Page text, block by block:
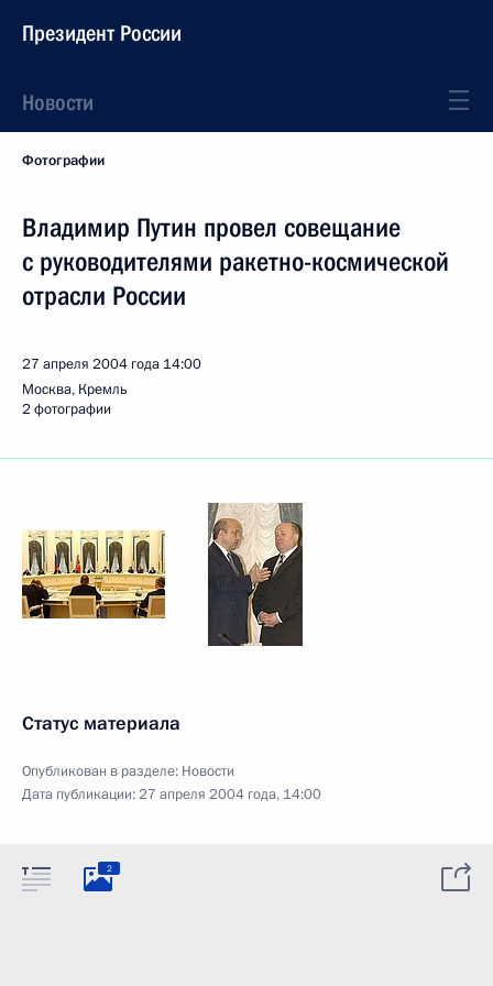
Президент России
Новости
Фотографии
Владимир Путин провел совещание
с руководителями ракетно-космической
отрасли России
27 апреля 2004 года 14:00
Москва, Кремль
2 фотографии
Статус материала
Опубликован в разделе: Новости
Дата публикации:27 апреля 2004 года, 14:00
2